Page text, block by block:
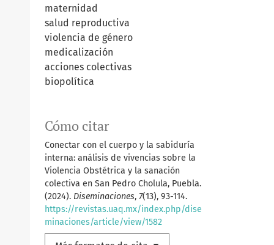
maternidad
salud reproductiva
violencia de género
medicalización
acciones colectivas
biopolítica
Cómo citar
Conectar con el cuerpo y la sabiduría
interna: análisis de vivencias sobre la
Violencia Obstétrica y la sanación
colectiva en San Pedro Cholula, Puebla.
(2024). Diseminaciones, 7(13), 93-114.
https://revistas.uaq.mx/index.php/dise
minaciones/article/view/1582